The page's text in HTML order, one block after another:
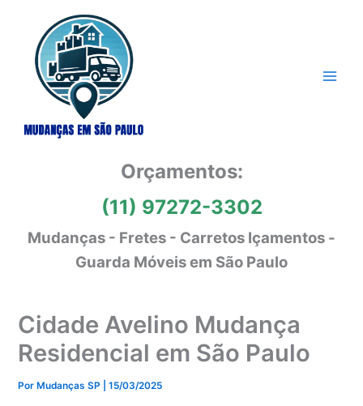
conteúdo
Orçamentos:
(11) 97272-3302
Mudanças - Fretes - Carretos Içamentos -
Guarda Móveis em São Paulo
Cidade Avelino Mudança
Residencial em São Paulo
Por Mudanças SP |15/03/2025